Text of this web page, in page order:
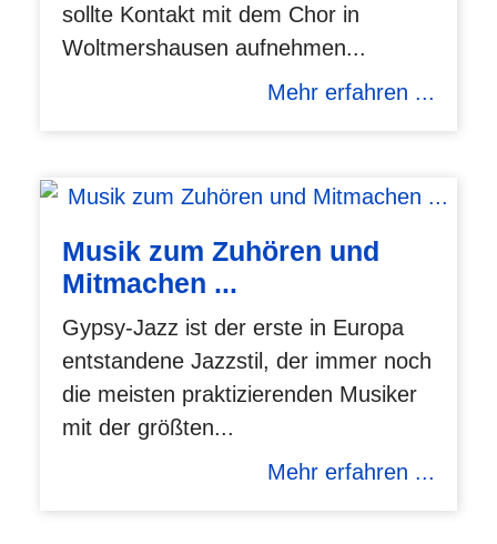
sollte Kontakt mit dem Chor in
Woltmershausen aufnehmen...
Mehr erfahren ...
Musik zum Zuhören und
Mitmachen ...
Gypsy-Jazz ist der erste in Europa
entstandene Jazzstil, der immer noch
die meisten praktizierenden Musiker
mit der größten...
Mehr erfahren ...